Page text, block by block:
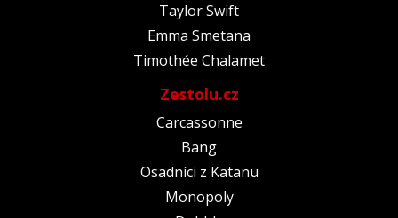
Taylor Swift
Emma Smetana
Timothée Chalamet
Zestolu.cz
Carcassonne
Bang
Osadníci z Katanu
Monopoly